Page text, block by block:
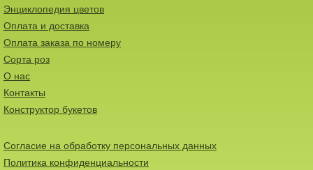
Энциклопедия цветов
Оплата и доставка
Оплата заказа по номеру
Сорта роз
О нас
Контакты
Конструктор букетов
Согласие на обработку персональных данных
Политика конфиденциальности